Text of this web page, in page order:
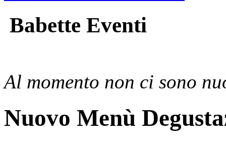
Babette Eventi
Al momento non ci sono
Nuovo Menù